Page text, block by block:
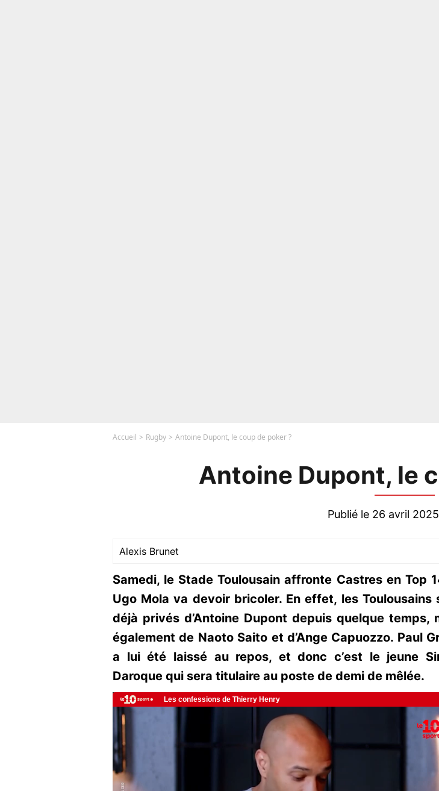
Accueil Rugby Antoine Dupont, le coup de poker ?
Antoine Dupont, le
Publié le 26 avril
Alexis Brunet
Samedi, le Stade Toulousain affronte Castres en Top
Ugo Mola va devoir bricoler. En effet, les Toulousains
déjà privés d’Antoine Dupont depuis quelque temps,
également de Naoto Saito et d’Ange Capuozzo. Paul
a lui été laissé au repos, et donc c’est le jeune
Daroque qui sera titulaire au poste de demi de mêlée.